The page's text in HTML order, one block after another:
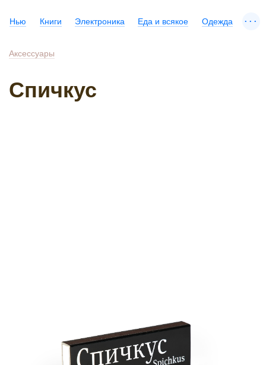
Нью Книги Электроника Еда и всякое Одежда ...
Аксессуары
Спичкус